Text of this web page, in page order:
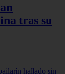
tras su